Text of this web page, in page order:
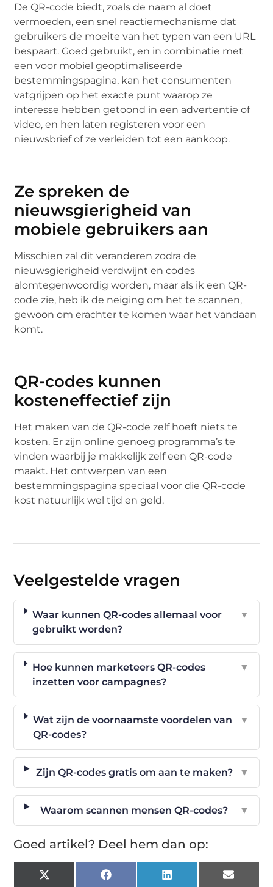
De QR-code biedt, zoals de naam al doet
vermoeden, een snel reactiemechanisme dat
gebruikers de moeite van het typen van een URL
bespaart. Goed gebruikt, en in combinatie met
een voor mobiel geoptimaliseerde
bestemmingspagina, kan het consumenten
vatgrijpen op het exacte punt waarop ze
interesse hebben getoond in een advertentie of
video, en hen laten registeren voor een
nieuwsbrief of ze verleiden tot een aankoop.
Ze spreken de
nieuwsgierigheid van
mobiele gebruikers aan
Misschien zal dit veranderen zodra de
nieuwsgierigheid verdwijnt en codes
alomtegenwoordig worden, maar als ik een QR-
code zie, heb ik de neiging om het te scannen,
gewoon om erachter te komen waar het vandaan
komt.
QR-codes kunnen
kosteneffectief zijn
Het maken van de QR-code zelf hoeft niets te
kosten. Er zijn online genoeg programma’s te
vinden waarbij je makkelijk zelf een QR-code
maakt. Het ontwerpen van een
bestemmingspagina speciaal voor die QR-code
kost natuurlijk wel tijd en geld.
Veelgestelde vragen
Waar kunnen QR-codes allemaal voor
gebruikt worden?
▼
Hoe kunnen marketeers QR-codes
inzetten voor campagnes?
▼
Wat zijn de voornaamste voordelen van
QR-codes?
▼
Zijn QR-codes gratis om aan te maken? ▼
Waarom scannen mensen QR-codes? ▼
Goed artikel? Deel hem dan op:
X
Facebook LinkedIn Email